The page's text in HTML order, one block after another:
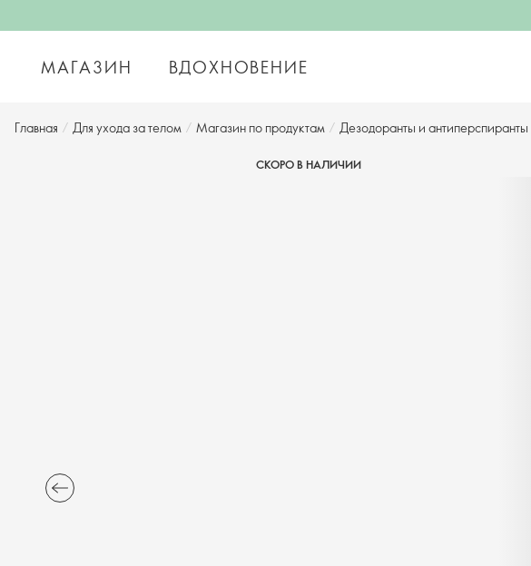
МАГАЗИН ВДОХНОВЕНИЕ
Главная / Для ухода за телом / Магазин по продуктам / Дезодоранты и антиперспиранты
СКОРО В НАЛИЧИИ